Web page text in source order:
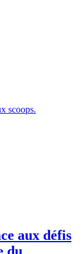
aux défis
du